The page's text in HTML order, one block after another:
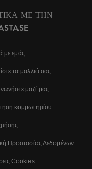
ΜΕ ΤΗΝ
με εμάς
τα μαλλιά σας
μαζί μας
κομμωτηρίου
Προστασίας Δεδομένων
Cookies